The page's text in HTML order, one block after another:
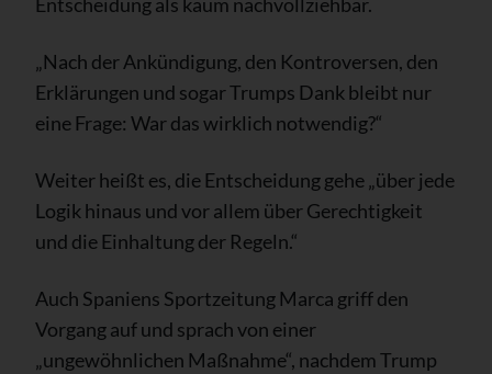
Entscheidung als kaum nachvollziehbar.
„Nach der Ankündigung, den Kontroversen, den
Erklärungen und sogar Trumps Dank bleibt nur
eine Frage: War das wirklich notwendig?“
Weiter heißt es, die Entscheidung gehe „über jede
Logik hinaus und vor allem über Gerechtigkeit
und die Einhaltung der Regeln.“
Auch Spaniens Sportzeitung Marca griff den
Vorgang auf und sprach von einer
„ungewöhnlichen Maßnahme“, nachdem Trump